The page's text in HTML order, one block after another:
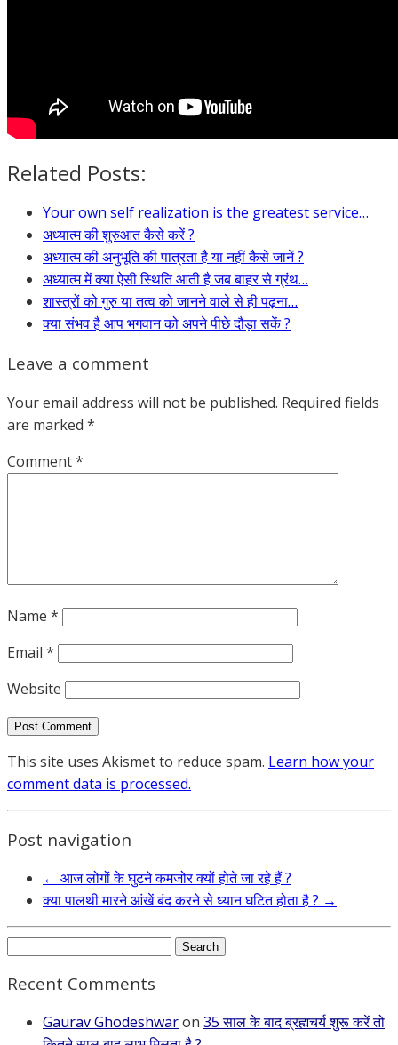
Related Posts:
Your own self realization is the greatest service…
अध्यात्म की शुरुआत कैसे करें ?
अध्यात्म की अनुभूति की पात्रता है या नहीं कैसे जानें ?
अध्यात्म में क्या ऐसी स्थिति आती है जब बाहर से ग्रंथ…
शास्त्रों को गुरु या तत्व को जानने वाले से ही पढ़ना…
क्या संभव है आप भगवान को अपने पीछे दौड़ा सकें ?
Leave a comment
Your email address will not be published. Required fields
are marked *
Comment*
Name *
Email *
Website
This site uses Akismet to reduce spam. Learn how your
comment data is processed.
Post navigation
← आज लोगों के घुटने कमजोर क्यों होते जा रहे हैं ?
क्या पालथी मारने आंखें बंद करने से ध्यान घटित होता है ? →
Search
Recent Comments
Gaurav Ghodeshwaron 35 साल के बाद ब्रह्मचर्य शुरू करें तो